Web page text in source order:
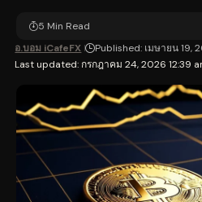
Last updated: กรกฎาคม 24, 2026 12:39
อ.บอม iCafeFX Published: เมษายน 19,
5 Min Read